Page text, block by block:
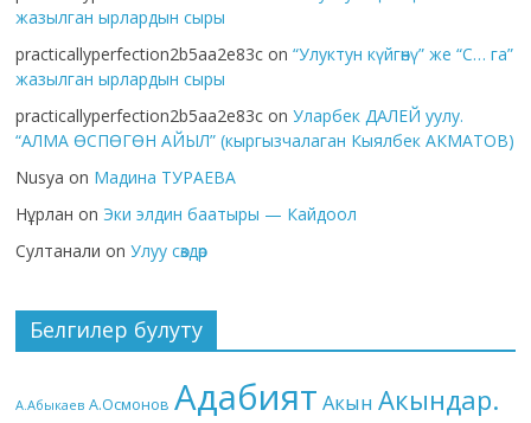
жазылган ырлардын сыры
practicallyperfection2b5aa2e83c on“Улуктун күйгөнү” же “С… га”
жазылган ырлардын сыры
practicallyperfection2b5aa2e83c onУларбек ДАЛЕЙ уулу.
“АЛМА ӨСПӨГӨН АЙЫЛ” (кыргызчалаган Кыялбек АКМАТОВ)
Nusya on Мадина ТУРАЕВА
Нұрлан on Эки элдин баатыры — Кайдоол
Султанали onУлуу сөздөр
Белгилер булуту
А.Абыкаев А.Осмонов Адабият Акын Акындар.